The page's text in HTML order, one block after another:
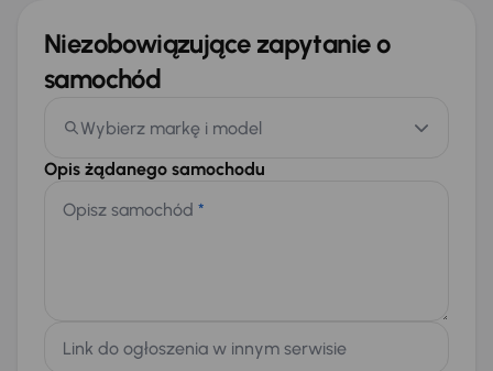
Niezobowiązujące zapytanie o
samochód
Wybierz markę i model
Opis żądanego samochodu
Opisz samochód *
Link do ogłoszenia w innym serwisie